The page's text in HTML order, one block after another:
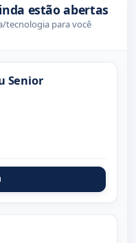
estão abertas
tecnologia para você
Senior